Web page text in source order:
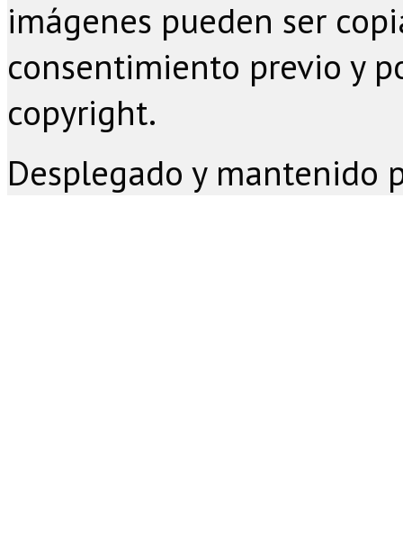
imágenes pueden ser
consentimiento previo y
copyright.
Desplegado y mantenido